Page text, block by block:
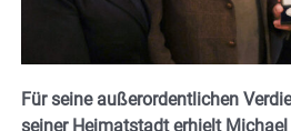
Für seine außerordentlichen
seiner Heimatstadt erhielt